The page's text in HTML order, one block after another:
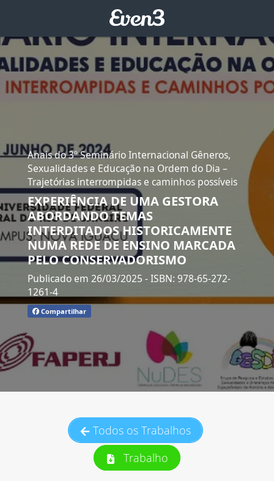
Anais do 3º Seminário Internacional Gêneros,
Sexualidades e Educação na Ordem do Dia –
Trajetórias interrompidas e caminhos possíveis
EXPERIÊNCIA DE UMA GESTORA
ABORDANDO TEMAS
INTERDITADOS HISTORICAMENTE
NUMA REDE DE ENSINO MARCADA
PELO CONSERVADORISMO
Publicado em 26/03/2025 - ISBN: 978-65-272-
1261-4
Compartilhar
Todos os Trabalhos
Trabalho